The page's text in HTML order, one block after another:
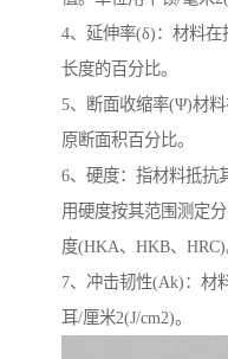
4、延伸率(δ)：材料
长度的百分比。
5、断面收缩率(Ψ)材
原断面积百分比。
6、硬度：指材料抵抗
用硬度按其范围测定
度(HKA、HKB、HRC)
7、冲击韧性(Ak)：材
耳/厘米2(J/cm2)。